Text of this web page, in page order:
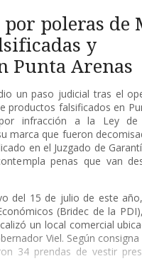
poleras de
y
Punta Arenas
un paso judicial tras el
productos falsificados en
infracción a la Ley de
marca que fueron
en el Juzgado de
penas que van
del 15 de julio de este
(Bridec de la
un local comercial
Viel. Según
34 prendas de vestir